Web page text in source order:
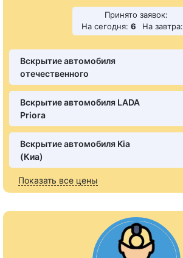
Принято заявок:
На сегодня: 6 На завтра:
Вскрытие автомобиля
отечественного
Вскрытие автомобиля LADA
Priora
Вскрытие автомобиля Kia
(Киа)
Показать все цены